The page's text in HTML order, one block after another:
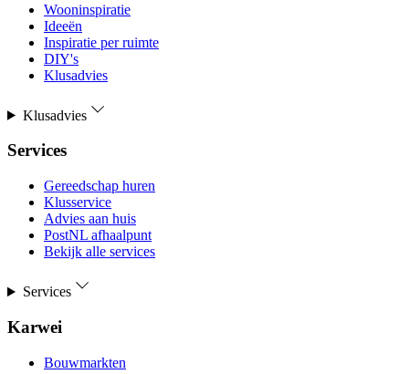
Wooninspiratie
Ideeën
Inspiratie per ruimte
DIY's
Klusadvies
Klusadvies
Services
Gereedschap huren
Klusservice
Advies aan huis
PostNL afhaalpunt
Bekijk alle services
Services
Karwei
Bouwmarkten